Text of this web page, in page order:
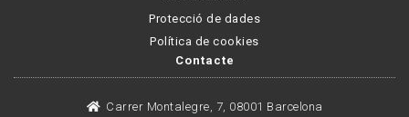
Protecció de dades
Política de cookies
Contacte
Carrer Montalegre, 7, 08001 Barcelona